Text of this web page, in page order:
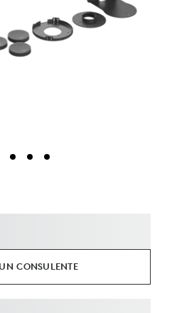
CONSULENTE